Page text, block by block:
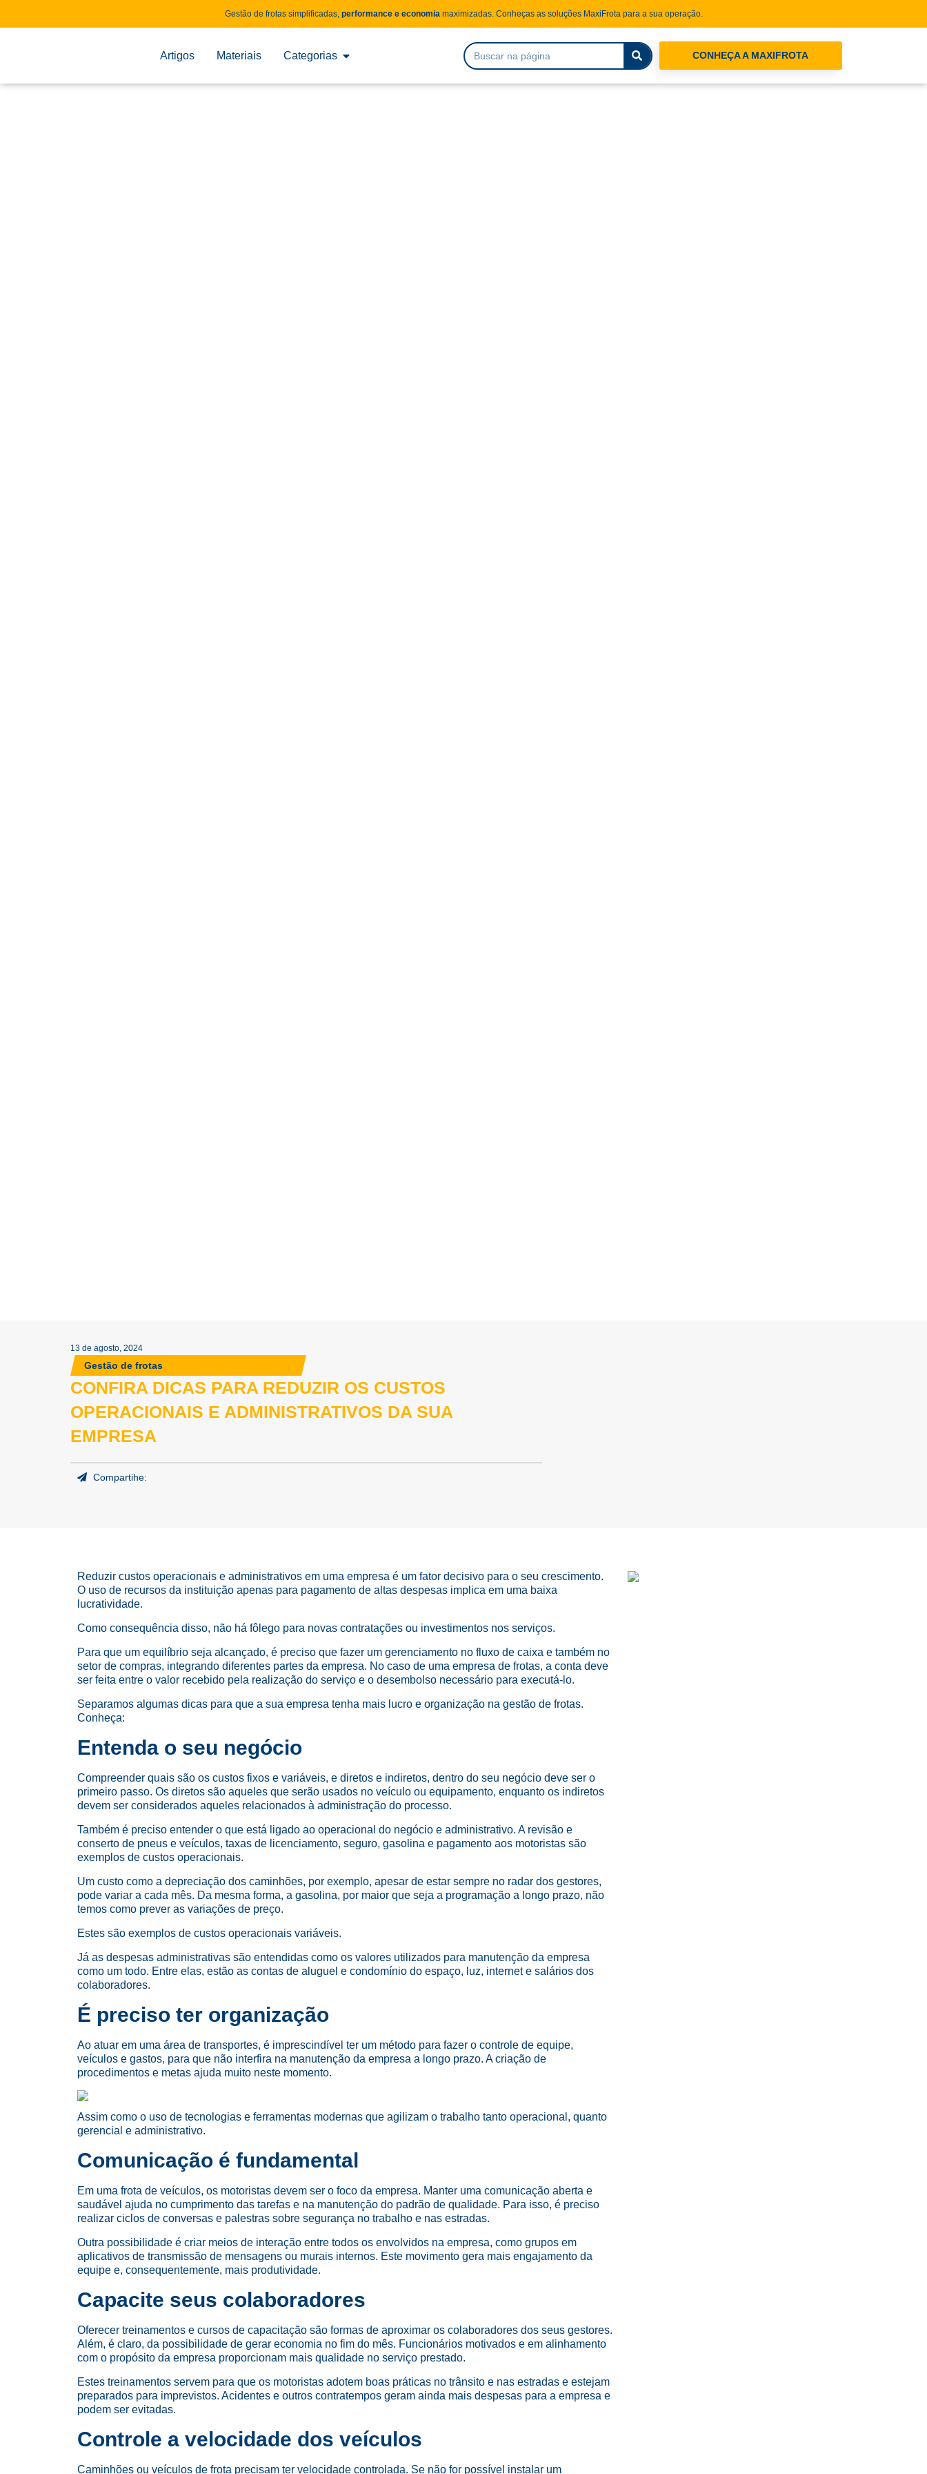
Gestão de frotas simplificadas, performance e economiamaximizadas. Conheças as soluções MaxiFrota para a sua operação.
Artigos Materiais Categorias CONHEÇA A MAXIFROTA
13 de agosto, 2024
Gestão de frotas
CONFIRA DICAS PARA REDUZIR OS CUSTOS
OPERACIONAIS E ADMINISTRATIVOS DA SUA
EMPRESA
Compartihe:
Reduzir custos operacionais e administrativos em uma empresa é um fator decisivo para o seu crescimento.
O uso de recursos da instituição apenas para pagamento de altas despesas implica em uma baixa
lucratividade.
Como consequência disso, não há fôlego para novas contratações ou investimentos nos serviços.
Para que um equilíbrio seja alcançado, é preciso que fazer um gerenciamento no fluxo de caixa e também no
setor de compras, integrando diferentes partes da empresa. No caso de uma empresa de frotas, a conta deve
ser feita entre o valor recebido pela realização do serviço e o desembolso necessário para executá-lo.
Separamos algumas dicas para que a sua empresa tenha mais lucro e organização na gestão de frotas.
Conheça:
Entenda o seu negócio
Compreender quais são os custos fixos e variáveis, e diretos e indiretos, dentro do seu negócio deve ser o
primeiro passo. Os diretos são aqueles que serão usados no veículo ou equipamento, enquanto os indiretos
devem ser considerados aqueles relacionados à administração do processo.
Também é preciso entender o que está ligado ao operacional do negócio e administrativo. A revisão e
conserto de pneus e veículos, taxas de licenciamento, seguro, gasolina e pagamento aos motoristas são
exemplos de custos operacionais.
Um custo como a depreciação dos caminhões, por exemplo, apesar de estar sempre no radar dos gestores,
pode variar a cada mês. Da mesma forma, a gasolina, por maior que seja a programação a longo prazo, não
temos como prever as variações de preço.
Estes são exemplos de custos operacionais variáveis.
Já as despesas administrativas são entendidas como os valores utilizados para manutenção da empresa
como um todo. Entre elas, estão as contas de aluguel e condomínio do espaço, luz, internet e salários dos
colaboradores.
É preciso ter organização
Ao atuar em uma área de transportes, é imprescindível ter um método para fazer o controle de equipe,
veículos e gastos, para que não interfira na manutenção da empresa a longo prazo. A criação de
procedimentos e metas ajuda muito neste momento.
Assim como o uso de tecnologias e ferramentas modernas que agilizam o trabalho tanto operacional, quanto
gerencial e administrativo.
Comunicação é fundamental
Em uma frota de veículos, os motoristas devem ser o foco da empresa. Manter uma comunicação aberta e
saudável ajuda no cumprimento das tarefas e na manutenção do padrão de qualidade. Para isso, é preciso
realizar ciclos de conversas e palestras sobre segurança no trabalho e nas estradas.
Outra possibilidade é criar meios de interação entre todos os envolvidos na empresa, como grupos em
aplicativos de transmissão de mensagens ou murais internos. Este movimento gera mais engajamento da
equipe e, consequentemente, mais produtividade.
Capacite seus colaboradores
Oferecer treinamentos e cursos de capacitação são formas de aproximar os colaboradores dos seus gestores.
Além, é claro, da possibilidade de gerar economia no fim do mês. Funcionários motivados e em alinhamento
com o propósito da empresa proporcionam mais qualidade no serviço prestado.
Estes treinamentos servem para que os motoristas adotem boas práticas no trânsito e nas estradas e estejam
preparados para imprevistos. Acidentes e outros contratempos geram ainda mais despesas para a empresa e
podem ser evitadas.
Controle a velocidade dos veículos
Caminhões ou veículos de frota precisam ter velocidade controlada. Se não for possível instalar um